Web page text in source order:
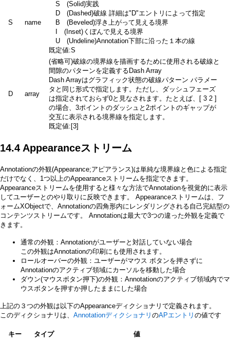
S name
S (Solid)実践
D (Dashed)破線 詳細は"D"エントリによって指定
B (Beveled)浮き上がって見える境界
I (Inset)くぼんで見える境界
U (Undeline)Annotation下部に沿った１本の線
既定値:S
D array
(省略可)破線の境界線を描画するために使用される破線と
間隙のパターンを定義するDash Array
Dash Arrayはグラフィック状態の破線パターン パラメー
タと同じ形式で指定します。ただし、ダッシュフェーズ
は指定されておらず0と見なされます。たとえば、[ 3 2 ]
の場合、3ポイントのダッシュと2ポイントのギャップが
交互に表示される境界線を指定します。
既定値:[3]
14.4 Appearanceストリーム
Annotationの外観(Appearance;アピアランス)は単純な境界線と色による指定
だけでなく、1つ以上のAppearanceストリームを指定できます。
Appearanceストリームを使用すると様々な方法でAnnotationを視覚的に表示
してユーザーとのやり取りに反映できます。 Appearanceストリームは、フ
ォームXObjectで、Annotationの四角形内にレンダリングされる自己完結型の
コンテンツストリームです。 Annotationは最大で3つの違った外観を定義で
きます。
通常の外観：Annotationがユーザーと対話していない場合
この外観はAnnotationの印刷にも使用されます。
ロールオーバーの外観：ユーザーがマウス ボタンを押さずに
Annotationのアクティブ領域にカーソルを移動した場合
ダウン(マウスボタン押下)の外観：Annotationのアクティブ領域内でマ
ウスボタンを押すか押したままにした場合
上記の３つの外観は以下のAppearanceディクショナリで定義されます。
このディクショナリは、 Annotationディクショナリ のAPエントリ の値です
キー タイプ 値